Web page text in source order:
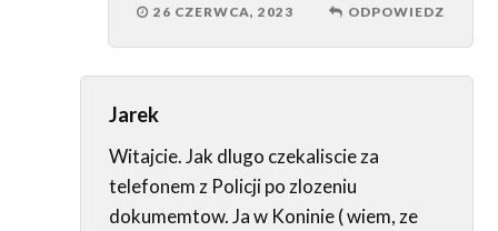
26 CZERWCA, 2023 ODPOWIEDZ
Jarek
Witajcie. Jak dlugo czekaliscie za
telefonem z Policji po zlozeniu
dokumemtow. Ja w Koninie ( wiem, ze